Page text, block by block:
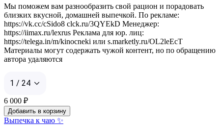
Мы поможем вам разнообразить свой рацион и порадовать
близких вкусной, домашней выпечкой. По рекламе:
https://vk.cc/cSido8 clck.ru/3QYEkD Менеджер:
https://iimax.ru/lexrus Реклама для юр. лиц:
https://telega.in/m/kinocneki или s.marketly.ru/OL2leEcT
Материалы могут содержать чужой контент, но по обращению
автора удаляются
1 / 24
6 000 ₽
Добавить в корзину
Выпечка к чаю ✨